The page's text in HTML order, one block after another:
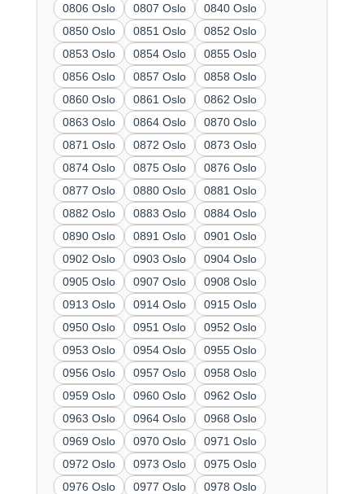
0806 Oslo
0807 Oslo
0840 Oslo
0850 Oslo
0851 Oslo
0852 Oslo
0853 Oslo
0854 Oslo
0855 Oslo
0856 Oslo
0857 Oslo
0858 Oslo
0860 Oslo
0861 Oslo
0862 Oslo
0863 Oslo
0864 Oslo
0870 Oslo
0871 Oslo
0872 Oslo
0873 Oslo
0874 Oslo
0875 Oslo
0876 Oslo
0877 Oslo
0880 Oslo
0881 Oslo
0882 Oslo
0883 Oslo
0884 Oslo
0890 Oslo
0891 Oslo
0901 Oslo
0902 Oslo
0903 Oslo
0904 Oslo
0905 Oslo
0907 Oslo
0908 Oslo
0913 Oslo
0914 Oslo
0915 Oslo
0950 Oslo
0951 Oslo
0952 Oslo
0953 Oslo
0954 Oslo
0955 Oslo
0956 Oslo
0957 Oslo
0958 Oslo
0959 Oslo
0960 Oslo
0962 Oslo
0963 Oslo
0964 Oslo
0968 Oslo
0969 Oslo
0970 Oslo
0971 Oslo
0972 Oslo
0973 Oslo
0975 Oslo
0976 Oslo
0977 Oslo
0978 Oslo